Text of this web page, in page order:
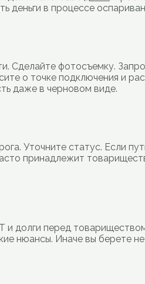
в процессе
Сделайте фотосъемку.
о точке подключения и
даже в черновом виде.
Уточните статус. Если
принадлежит
и долги перед
нюансы. Иначе вы берете не